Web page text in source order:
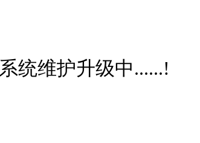
系统维护升级中......!